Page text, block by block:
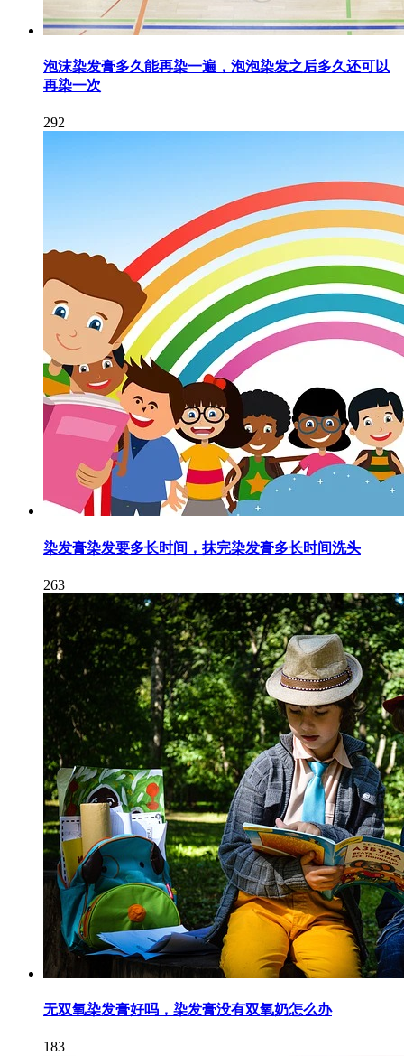
泡沫染发膏多久能再染一遍，泡泡染发之后多久还可以
再染一次
292
染发膏染发要多长时间，抹完染发膏多长时间洗头
263
无双氧染发膏好吗，染发膏没有双氧奶怎么办
183